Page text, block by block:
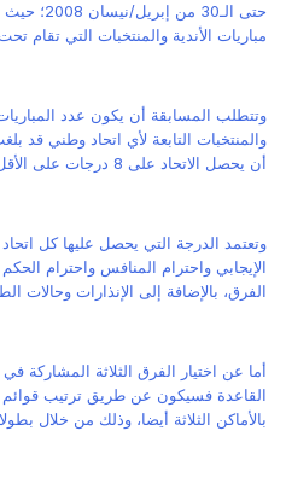
حتى الـ30
مباريات الأندية والمنتخبات التي تقام
وتتطلب المسابقة أن يكون عدد المباريات
أن يحصل الاتحاد على 8 درجات على الأقل ليدخل في المسابقة.
وتعتمد الدرجة التي يحصل عليها كل
الإيجابي واحترام المنافس واحترام
الفرق، بالإضافة إلى الإنذارات وحالات
أما عن اختيار الفرق الثلاثة المشاركة
القاعدة فسيكون عن طريق ترتيب قوائم
بالأماكن الثلاثة أيضا، وذلك من خلال